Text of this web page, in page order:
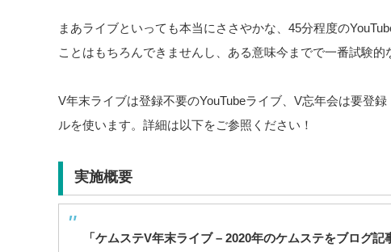
まあライブといっても本当にささやかな、45分程度の
ことはもちろんできませんし、ある意味今までで一番試験的
V年末ライブは登録不要のYouTubeライブ、V忘年会は要登
ルを使います。詳細は以下をご参照ください！
実施概要
「ケムステV年末ライブ – 2020年のケムステをブログ記